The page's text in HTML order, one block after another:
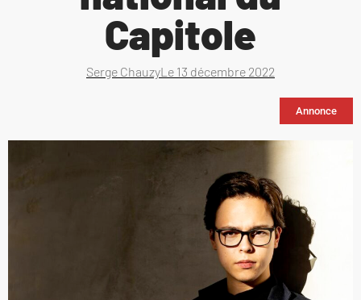
Capitole
Serge ChauzyLe 13 décembre 2022
Annonce